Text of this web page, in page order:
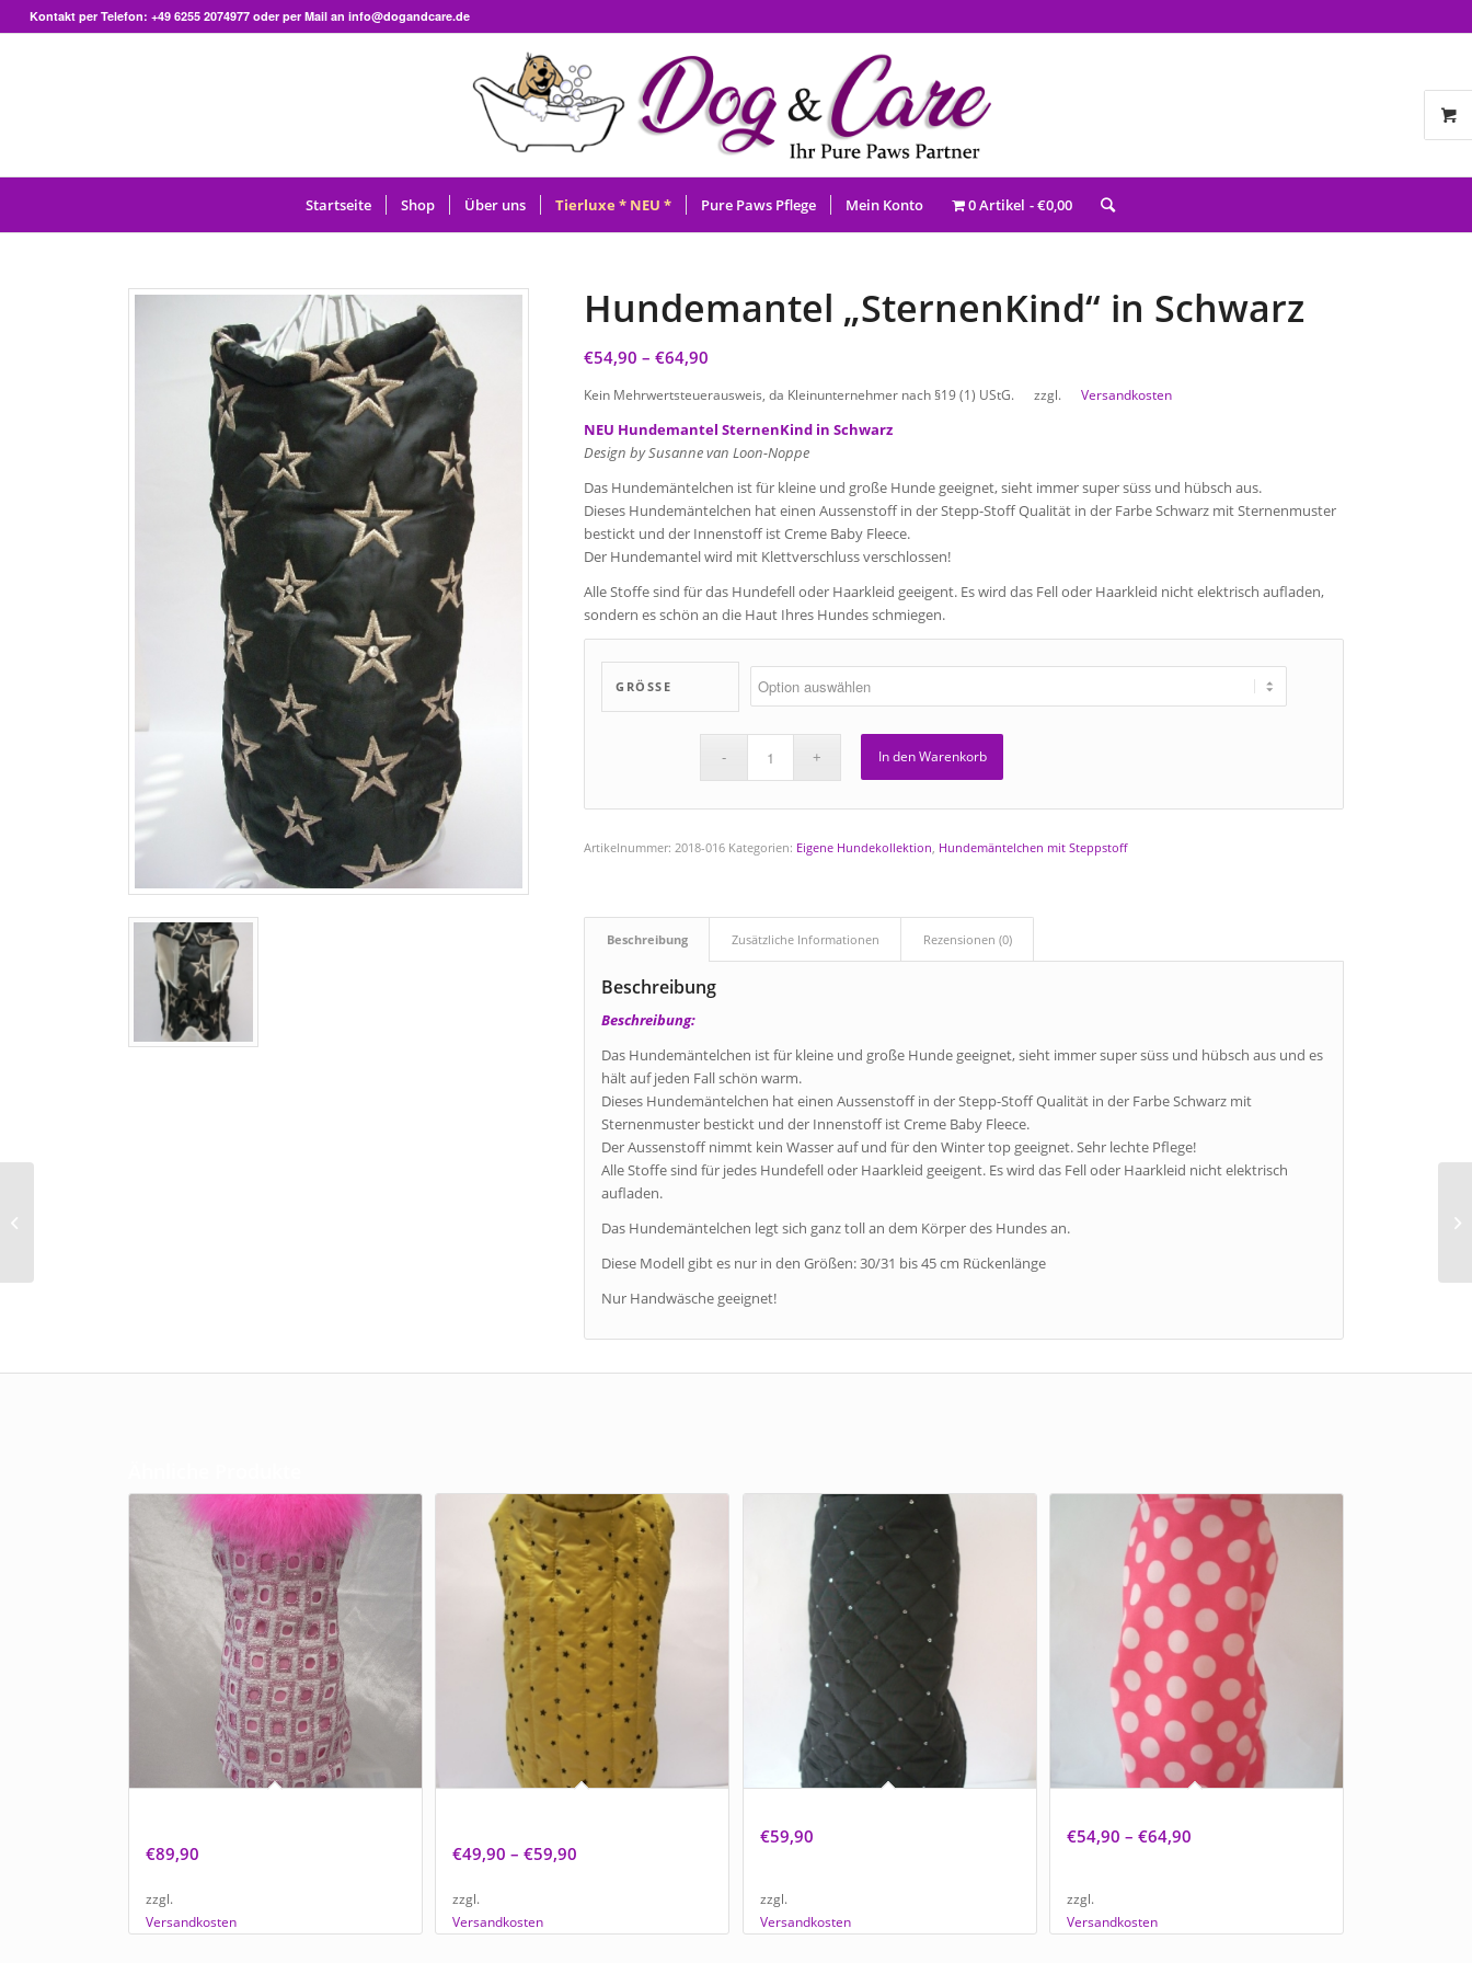
Kontakt per Telefon: +49 6255 2074977oder per Mail an info@dogandcare.de
Startseite Shop Über uns Tierluxe * NEU * Pure Paws Pflege Mein Konto 0 Artikel €0,00
Hundemantel „SternenKind“ in Schwarz
€54,90 –€64,90
Kein Mehrwertsteuerausweis, da Kleinunternehmer nach §19 (1) UStG. zzgl. Versandkosten
NEU Hundemantel SternenKind in Schwarz
Design by Susanne van Loon-Noppe
Das Hundemäntelchen ist für kleine und große Hunde geeignet, sieht immer super süss und hübsch aus.
Dieses Hundemäntelchen hat einen Aussenstoff in der Stepp-Stoff Qualität in der Farbe Schwarz mit Sternenmuster
bestickt und der Innenstoff ist Creme Baby Fleece.
Der Hundemantel wird mit Klettverschluss verschlossen!
Alle Stoffe sind für das Hundefell oder Haarkleid geeigent. Es wird das Fell oder Haarkleid nicht elektrisch aufladen,
sondern es schön an die Haut Ihres Hundes schmiegen.
GRÖSSE
In den Warenkorb
Artikelnummer:2018-016 Kategorien: Eigene Hundekollektion, Hundemäntelchen mit Steppstoff
Beschreibung Zusätzliche Informationen Rezensionen (0)
Beschreibung
Beschreibung:
Das Hundemäntelchen ist für kleine und große Hunde geeignet, sieht immer super süss und hübsch aus und es
hält auf jeden Fall schön warm.
Dieses Hundemäntelchen hat einen Aussenstoff in der Stepp-Stoff Qualität in der Farbe Schwarz mit
Sternenmuster bestickt und der Innenstoff ist Creme Baby Fleece.
Der Aussenstoff nimmt kein Wasser auf und für den Winter top geeignet. Sehr lechte Pflege!
Alle Stoffe sind für jedes Hundefell oder Haarkleid geeigent. Es wird das Fell oder Haarkleid nicht elektrisch
aufladen.
Das Hundemäntelchen legt sich ganz toll an dem Körper des Hundes an.
Diese Modell gibt es nur in den Größen: 30/31 bis 45 cm Rückenlänge
Nur Handwäsche geeignet!
€89,90
zzgl.
Versandkosten
€49,90 –€59,90
zzgl.
Versandkosten
€59,90
zzgl.
Versandkosten
€54,90 – €64,90
zzgl.
Versandkosten